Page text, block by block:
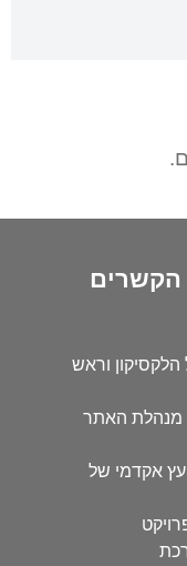
הקשרים
וראש
מנהלת האתר
אקדמי של